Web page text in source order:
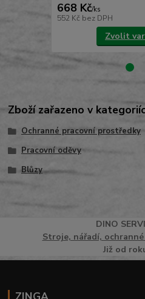
668 Kč/ks
552 Kč bez DPH
Zvolit
Zboží zařazeno v
Ochranné pracovní prostředky
Pracovní oděvy
Blůzy
DINO SERVI
Stroje, nářadí,
Již od